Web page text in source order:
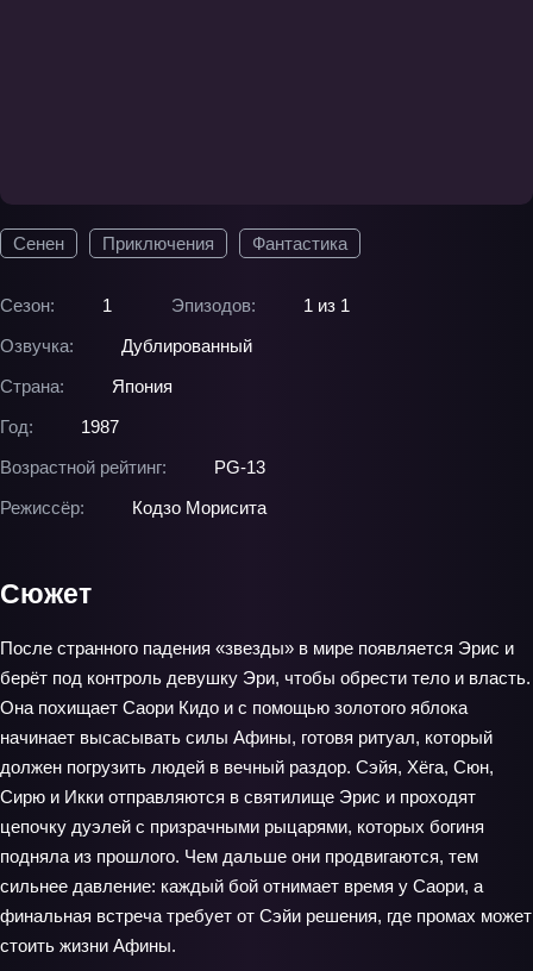
Сенен Приключения Фантастика
Сезон: 1 Эпизодов:
1 из 1
Озвучка:
Дублированный
Страна:
Япония
Год:
1987
Возрастной рейтинг:
PG-13
Режиссёр:
Кодзо Морисита
Сюжет
После странного падения «звезды» в мире появляется Эрис и
берёт под контроль девушку Эри, чтобы обрести тело и власть.
Она похищает Саори Кидо и с помощью золотого яблока
начинает высасывать силы Афины, готовя ритуал, который
должен погрузить людей в вечный раздор. Сэйя, Хёга, Сюн,
Сирю и Икки отправляются в святилище Эрис и проходят
цепочку дуэлей с призрачными рыцарями, которых богиня
подняла из прошлого. Чем дальше они продвигаются, тем
сильнее давление: каждый бой отнимает время у Саори, а
финальная встреча требует от Сэйи решения, где промах может
стоить жизни Афины.